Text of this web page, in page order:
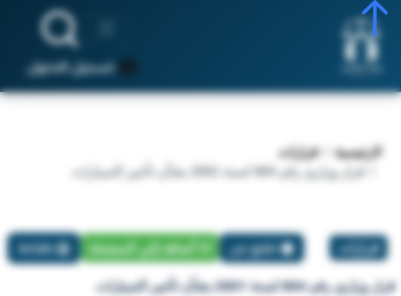
تسجيل الدخول
الرئيسية
قرارات
قرار وزاري رقم 804 لسنة 2001 بشأن تأجير السيارات
قرارات تبليغ عن أضافة إلي المفضلة طباعة
قرار وزاري رقم 804 لسنة 2001 بشأن تأجير السيارات